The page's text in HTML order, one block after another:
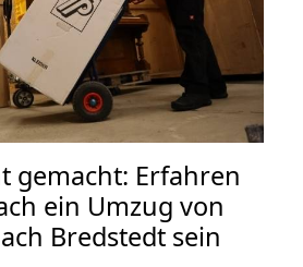
gemacht: Erfahren
ein Umzug von
Bredstedt sein